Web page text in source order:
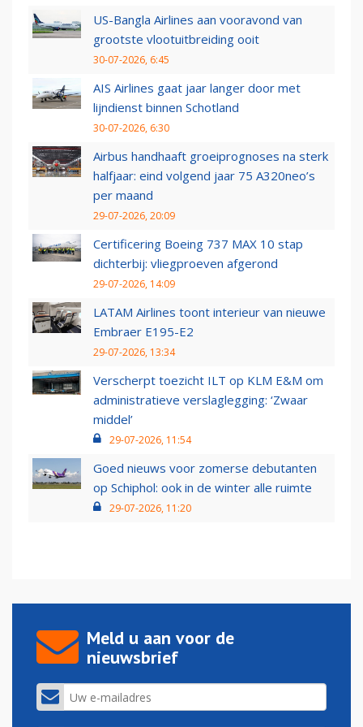
US-Bangla Airlines aan vooravond van
grootste vlootuitbreiding ooit
30-07-2026, 6:45
AIS Airlines gaat jaar langer door met
lijndienst binnen Schotland
30-07-2026, 6:30
Airbus handhaaft groeiprognoses na sterk
halfjaar: eind volgend jaar 75 A320neo’s
per maand
29-07-2026, 20:09
Certificering Boeing 737 MAX 10 stap
dichterbij: vliegproeven afgerond
29-07-2026, 14:09
LATAM Airlines toont interieur van nieuwe
Embraer E195-E2
29-07-2026, 13:34
Verscherpt toezicht ILT op KLM E&M om
administratieve verslaglegging: ‘Zwaar
middel’
29-07-2026, 11:54
Goed nieuws voor zomerse debutanten
op Schiphol: ook in de winter alle ruimte
29-07-2026, 11:20
Meld u aan voor de
nieuwsbrief